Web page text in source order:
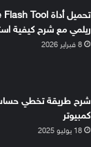
ريلمي مع شرح كيفية
8 فبراير 2026
شرح طريقة تخطي
كمبيوتر
18 يوليو 2025